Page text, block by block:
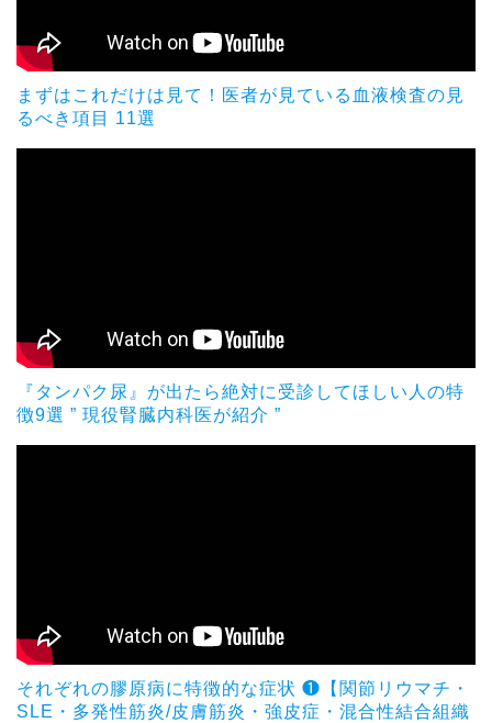
まずはこれだけは見て！医者が見ている血液検査の見
るべき項目 11選
『タンパク尿』が出たら絶対に受診してほしい人の特
徴9選 ” 現役腎臓内科医が紹介 ”
それぞれの膠原病に特徴的な症状 ❶【関節リウマチ・
SLE・多発性筋炎/皮膚筋炎・強皮症・混合性結合組織